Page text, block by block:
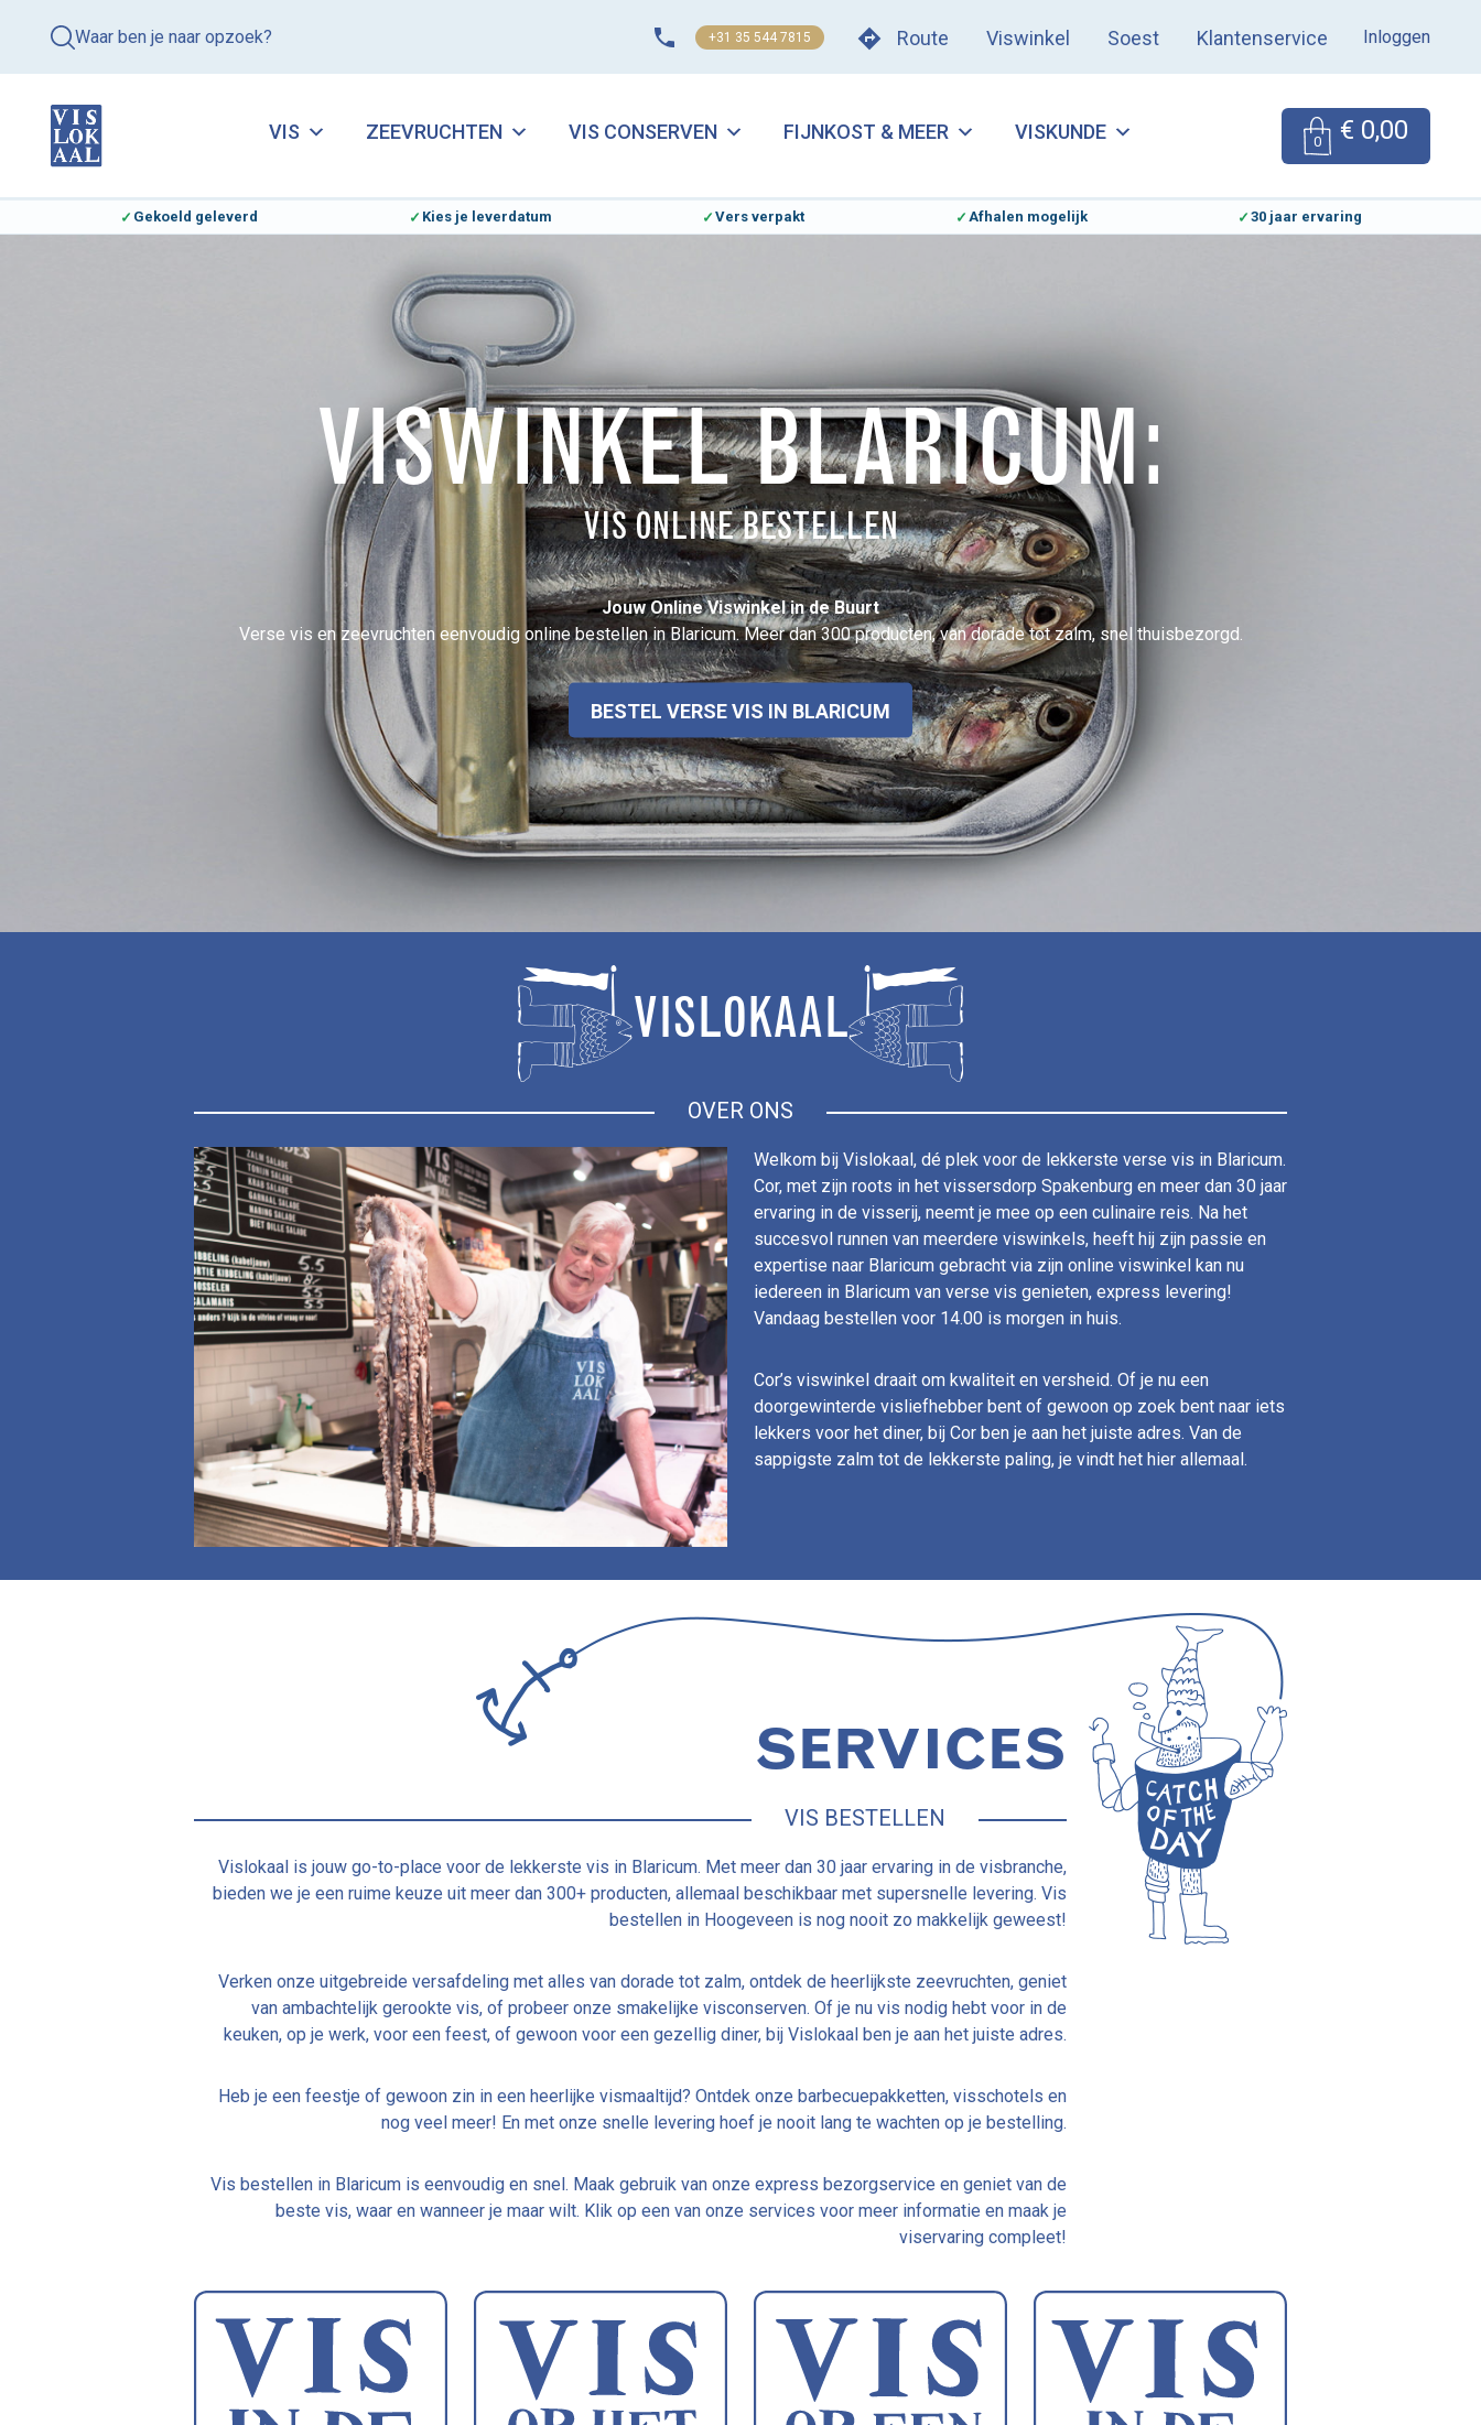
Waar ben je naar opzoek? +31 35 544 7815 Route Viswinkel Soest Klantenservice Inloggen
VIS ZEEVRUCHTEN VIS CONSERVEN FIJNKOST & MEER VISKUNDE 0 € 0,00
Gekoeld geleverd Kies je leverdatum Vers verpakt Afhalen mogelijk 30 jaar ervaring
VISWINKEL BLARICUM:
VIS ONLINE BESTELLEN
Jouw Online Viswinkel in de Buurt
Verse vis en zeevruchten eenvoudig online bestellen in Blaricum. Meer dan 300 producten, van dorade tot zalm, snel thuisbezorgd.
BESTEL VERSE VIS IN BLARICUM
VISLOKAAL
OVER ONS
Welkom bij Vislokaal, dé plek voor de lekkerste verse vis in Blaricum.
Cor, met zijn roots in het vissersdorp Spakenburg en meer dan 30 jaar
ervaring in de visserij, neemt je mee op een culinaire reis. Na het
succesvol runnen van meerdere viswinkels, heeft hij zijn passie en
expertise naar Blaricum gebracht via zijn online viswinkel kan nu
iedereen in Blaricum van verse vis genieten, express levering!
Vandaag bestellen voor 14.00 is morgen in huis.
Cor’s viswinkel draait om kwaliteit en versheid. Of je nu een
doorgewinterde visliefhebber bent of gewoon op zoek bent naar iets
lekkers voor het diner, bij Cor ben je aan het juiste adres. Van de
sappigste zalm tot de lekkerste paling, je vindt het hier allemaal.
SERVICES
VIS BESTELLEN
Vislokaal is jouw go-to-place voor de lekkerste vis in Blaricum. Met meer dan 30 jaar ervaring in de visbranche,
bieden we je een ruime keuze uit meer dan 300+ producten, allemaal beschikbaar met supersnelle levering. Vis
bestellen in Hoogeveen is nog nooit zo makkelijk geweest!
Verken onze uitgebreide versafdeling met alles van dorade tot zalm, ontdek de heerlijkste zeevruchten, geniet
van ambachtelijk gerookte vis, of probeer onze smakelijke visconserven. Of je nu vis nodig hebt voor in de
keuken, op je werk, voor een feest, of gewoon voor een gezellig diner, bij Vislokaal ben je aan het juiste adres.
Heb je een feestje of gewoon zin in een heerlijke vismaaltijd? Ontdek onze barbecuepakketten, visschotels en
nog veel meer! En met onze snelle levering hoef je nooit lang te wachten op je bestelling.
Vis bestellen in Blaricum is eenvoudig en snel. Maak gebruik van onze express bezorgservice en geniet van de
beste vis, waar en wanneer je maar wilt. Klik op een van onze services voor meer informatie en maak je
viservaring compleet!